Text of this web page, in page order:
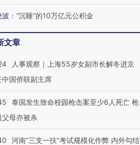
波 ： “沉睡”的10万亿元公积金
文章
人事观察｜上海55岁女副市长解冬进京
中国侨联副主席
泰国发生致命校园枪击案至少6人死亡 枪
父母亦被杀
河南“三支一扶”考试规模化作弊 内外勾结